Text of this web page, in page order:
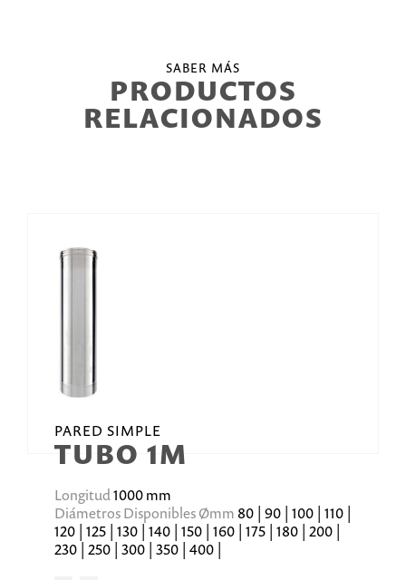
SABER MÁS
PRODUCTOS
RELACIONADOS
PARED SIMPLE
TUBO 1M
Longitud1000 mm
Diámetros Disponibles Ømm 80 | 90 | 100 | 110 |
120 | 125 | 130 | 140 | 150 | 160 | 175 | 180 | 200 |
230 | 250 | 300 | 350 | 400 |